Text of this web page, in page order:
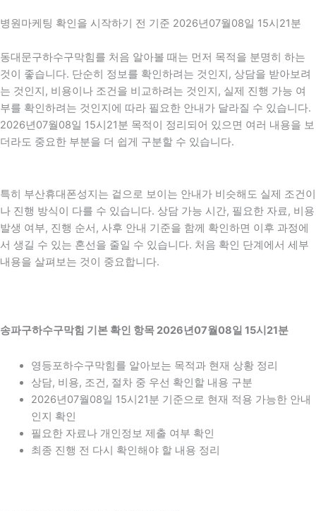
병원마케팅 확인을 시작하기 전 기준 2026년07월08일 15시21분
동대문구하수구막힘를 처음 알아볼 때는 먼저 목적을 분명히 하는
것이 좋습니다. 단순히 정보를 확인하려는 것인지, 상담을 받아보려
는 것인지, 비용이나 조건을 비교하려는 것인지, 실제 진행 가능 여
부를 확인하려는 것인지에 따라 필요한 안내가 달라질 수 있습니다.
2026년07월08일 15시21분 목적이 정리되어 있으면 여러 내용을 보
더라도 중요한 부분을 더 쉽게 구분할 수 있습니다.
특히 부산휴대폰성지는 겉으로 보이는 안내가 비슷해도 실제 조건이
나 진행 방식이 다를 수 있습니다. 상담 가능 시간, 필요한 자료, 비용
발생 여부, 진행 순서, 사후 안내 기준을 함께 확인하면 이후 과정에
서 생길 수 있는 혼선을 줄일 수 있습니다. 처음 확인 단계에서 세부
내용을 살펴보는 것이 중요합니다.
송파구하수구막힘 기본 확인 항목 2026년07월08일 15시21분
영등포하수구막힘를 알아보는 목적과 현재 상황 정리
상담, 비용, 조건, 절차 중 우선 확인할 내용 구분
2026년07월08일 15시21분 기준으로 현재 적용 가능한 안내
인지 확인
필요한 자료나 개인정보 제출 여부 확인
최종 진행 전 다시 확인해야 할 내용 정리